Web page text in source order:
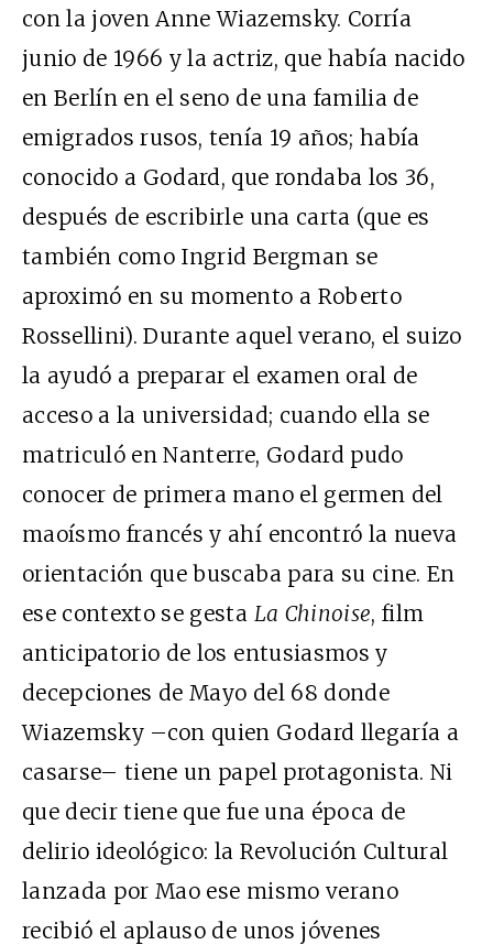
con la joven Anne Wiazemsky. Corría
junio de 1966 y la actriz, que había nacido
en Berlín en el seno de una familia de
emigrados rusos, tenía 19 años; había
conocido a Godard, que rondaba los 36,
después de escribirle una carta (que es
también como Ingrid Bergman se
aproximó en su momento a Roberto
Rossellini). Durante aquel verano, el suizo
la ayudó a preparar el examen oral de
acceso a la universidad; cuando ella se
matriculó en Nanterre, Godard pudo
conocer de primera mano el germen del
maoísmo francés y ahí encontró la nueva
orientación que buscaba para su cine. En
ese contexto se gesta La Chinoise, film
anticipatorio de los entusiasmos y
decepciones de Mayo del 68 donde
Wiazemsky –con quien Godard llegaría a
casarse– tiene un papel protagonista. Ni
que decir tiene que fue una época de
delirio ideológico: la Revolución Cultural
lanzada por Mao ese mismo verano
recibió el aplauso de unos jóvenes